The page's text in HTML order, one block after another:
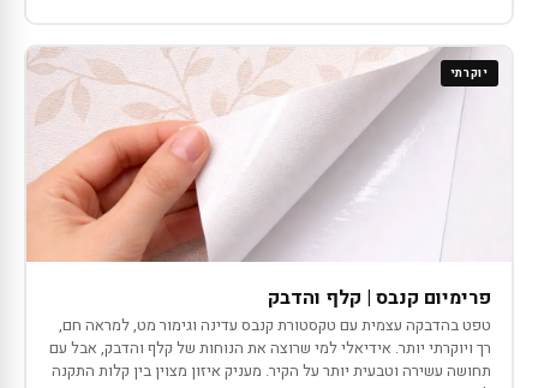
יוקרתי
פרימיום קנבס | קלף והדבק
טפט בהדבקה עצמית עם טקסטורת קנבס עדינה וגימור מט, למראה חם,
רך ויוקרתי יותר. אידיאלי למי שרוצה את הנוחות של קלף והדבק, אבל עם
תחושה עשירה וטבעית יותר על הקיר. מעניק איזון מצוין בין קלות התקנה